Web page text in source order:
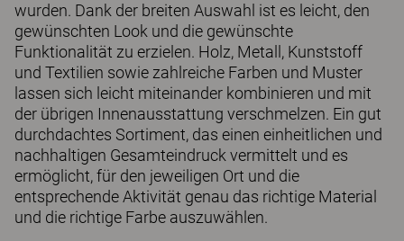
wurden. Dank der breiten Auswahl ist es leicht, den
gewünschten Look und die gewünschte
Funktionalität zu erzielen. Holz, Metall, Kunststoff
und Textilien sowie zahlreiche Farben und Muster
lassen sich leicht miteinander kombinieren und mit
der übrigen Innenausstattung verschmelzen. Ein gut
durchdachtes Sortiment, das einen einheitlichen und
nachhaltigen Gesamteindruck vermittelt und es
ermöglicht, für den jeweiligen Ort und die
entsprechende Aktivität genau das richtige Material
und die richtige Farbe auszuwählen.